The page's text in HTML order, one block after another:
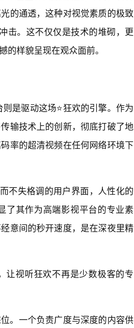
的通透，这种对视觉素质的极致
击。这不仅仅是技术的堆砌，更
样貌呈现在观众面前。
是驱动这场⭐狂欢的引擎。作为
输技术上的创新，彻底打破了地
率的超清视频在任何网络环境下
不失格调的用户界面，人性化的
了其作为高端影视平台的专业素
意间的秒开速度，是在深夜里精
让视听狂欢不再是少数极客的专
。一个负责广度与深度的内容供